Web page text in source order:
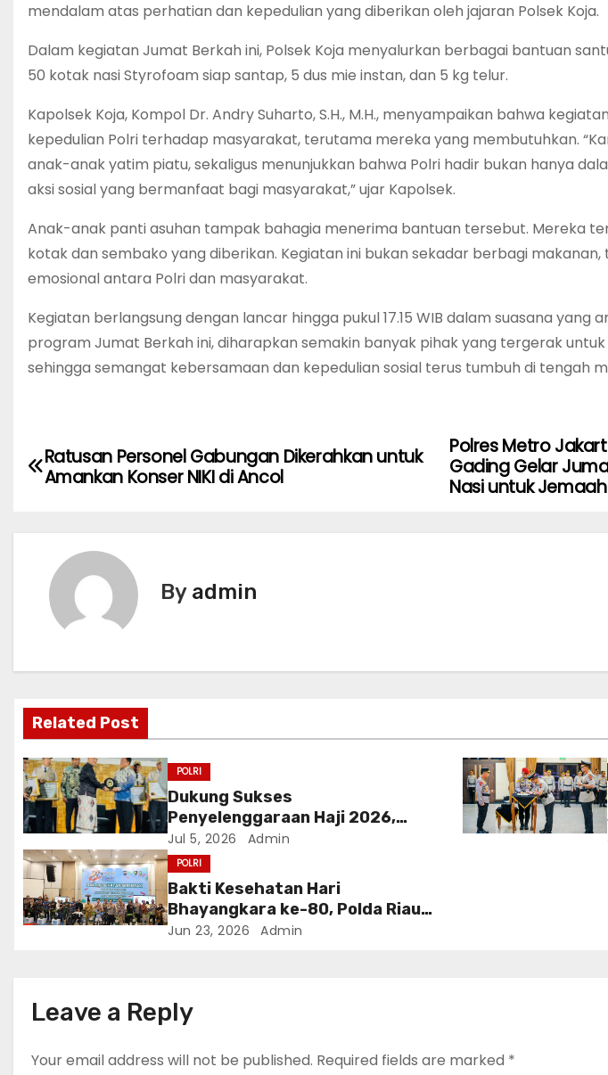
mendalam atas perhatian dan kepedulian yang diberikan oleh jajaran Polsek Koja.
Dalam kegiatan Jumat Berkah ini, Polsek Koja menyalurkan berbagai bantuan
50 kotak nasi Styrofoam siap santap, 5 dus mie instan, dan 5 kg telur.
Kapolsek Koja, Kompol Dr. Andry Suharto, S.H., M.H., menyampaikan bahwa
kepedulian Polri terhadap masyarakat, terutama mereka yang membutuhkan.
anak-anak yatim piatu, sekaligus menunjukkan bahwa Polri hadir bukan hanya
aksi sosial yang bermanfaat bagi masyarakat,” ujar Kapolsek.
Anak-anak panti asuhan tampak bahagia menerima bantuan tersebut. Mereka
kotak dan sembako yang diberikan. Kegiatan ini bukan sekadar berbagi
emosional antara Polri dan masyarakat.
Kegiatan berlangsung dengan lancar hingga pukul 17.15 WIB dalam suasana yang
program Jumat Berkah ini, diharapkan semakin banyak pihak yang tergerak
sehingga semangat kebersamaan dan kepedulian sosial terus tumbuh di tengah
P
v
i
g
a
t
i
o
Polres Metro
Gading Gelar
Nasi untuk
Ratusan Personel Gabungan Dikerahkan untuk
Amankan Konser NIKI di Ancol
By admin
Related Post
POLRI
Dukung Sukses
Penyelenggaraan Haji 2026,
Polri Terima Penghargaan dari
Kementerian Haji dan Umrah RI
Jul 5, 2026 Admin
POLRI
Bakti Kesehatan Hari
Bhayangkara ke-80, Polda Riau
Gelar 14 Layanan Medis
Jun 23, 2026 Admin
Leave a Reply
Your email address will not be published. Required fields are marked *